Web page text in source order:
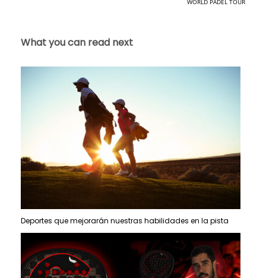
What you can read next
Deportes que mejorarán nuestras habilidades en la pista